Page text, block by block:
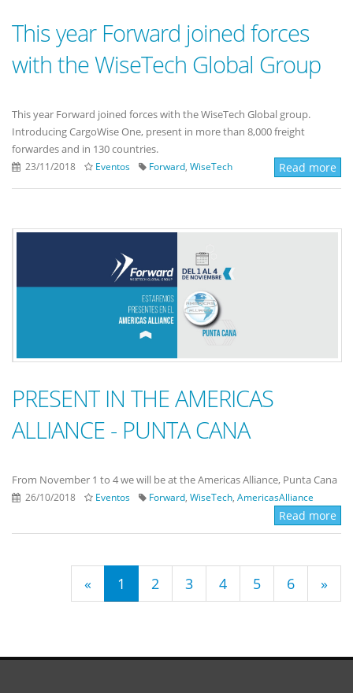
This year Forward joined forces
with the WiseTech Global Group
This year Forward joined forces with the WiseTech Global group.
Introducing CargoWise One, present in more than 8,000 freight
forwardes and in 130 countries.
23/11/2018 Eventos Forward, WiseTech Read more
PRESENT IN THE AMERICAS
ALLIANCE - PUNTA CANA
From November 1 to 4 we will be at the Americas Alliance, Punta Cana
26/10/2018 Eventos Forward WiseTech AmericasAlliance
Read more
« 1 2 3 4 5 6 »